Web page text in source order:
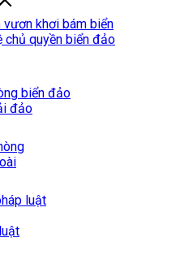
khơi bám biển
chủ quyền biển đảo
biển đảo
đảo
luật